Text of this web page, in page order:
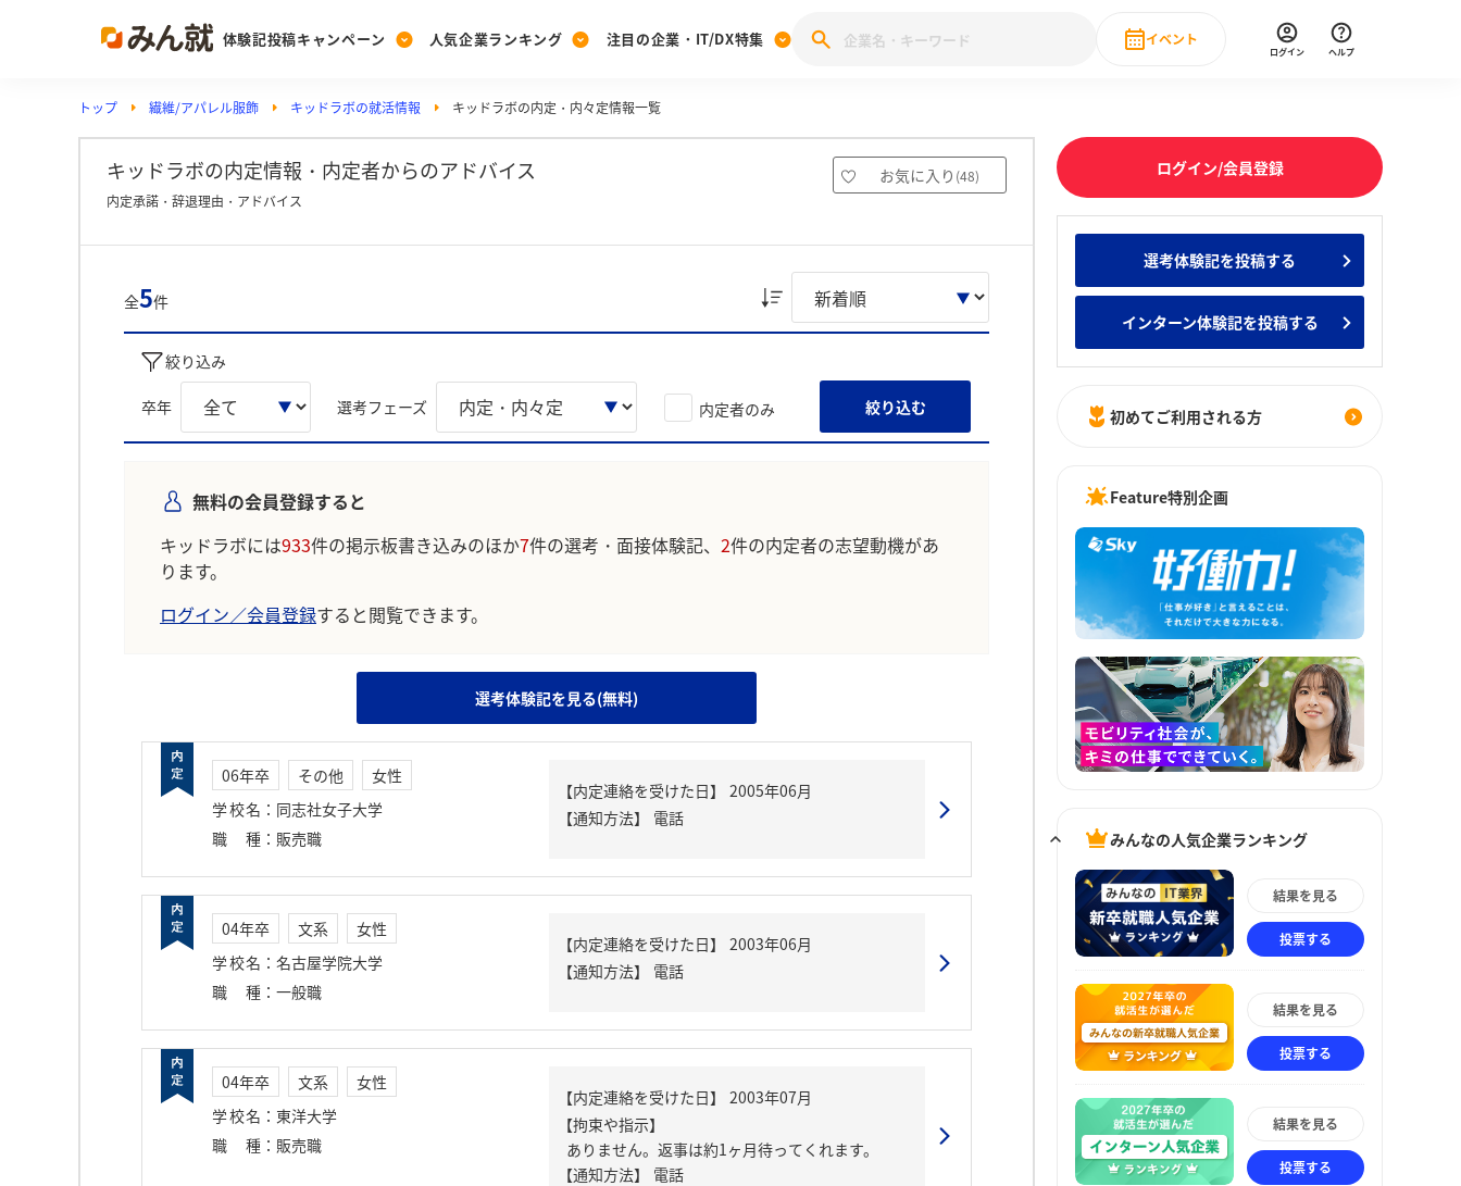
体験記投稿キャンペーン
Post
投稿する
[27卒] 本選考体験記投稿キャンペーン
人気企業ランキング
Ranking
ランキングを見る
Vote みんなの新卒就職人気企業ランキング みんなのインターン人気企業ランキ
注目の企業・IT/DX特集
PickUp
注目の企業特集
28卒 IT・DX現場社員インタビュー
イベント
直近のイベント一覧
ログイン ヘルプ
トップ 繊維/アパレル服飾 キッドラボの就活情報 キッドラボの内定・内々定情報一覧
キッドラボの内定情報・内定者からのアドバイス お気に入り (48)
内定承諾・辞退理由・アドバイス
全5件
絞り込み
卒年 選考フェーズ 内定者のみ 絞り込む
無料の会員登録すると
キッドラボには933件の掲示板書き込みのほか7件の選考・面接体験記、 2件の内定者の志望動機があ
ります。
ログイン／会員登録すると閲覧できます。
選考体験記を見る(無料)
06年卒 その他
女性
学校名 ： 同志社女子大学
職種 ： 販売職
【内定連絡を受けた日】
2005年06月
【通知方法】
電話
04年卒 文系
女性
学校名 ： 名古屋学院大学
職種 ： 一般職
【内定連絡を受けた日】
2003年06月
【通知方法】
電話
04年卒 文系
女性
学校名 ： 東洋大学
職種 ： 販売職
【内定連絡を受けた日】
2003年07月
【拘束や指示】
ありません。返事は約1ヶ月待ってくれます。
【通知方法】
電話
ログイン/会員登録
選考体験記を投稿する
インターン体験記を投稿する
初めてご利用される方
Feature特別企画
みんなの人気企業ランキング
結果を見る
投票する
結果を見る
投票する
結果を見る
投票する